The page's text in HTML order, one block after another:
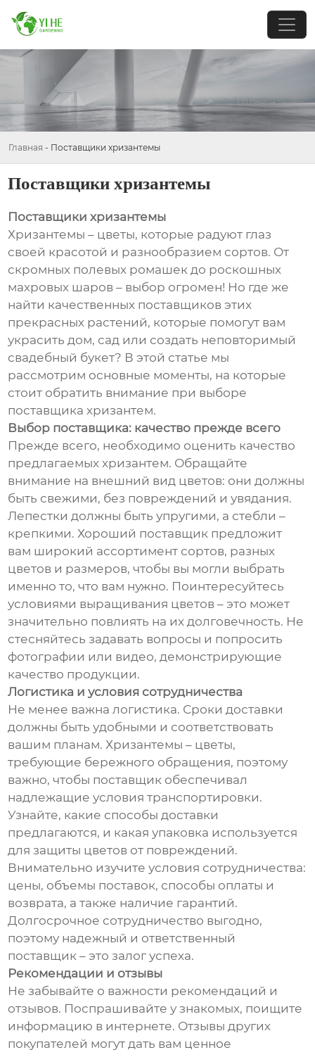
Главная - Поставщики хризантемы
Поставщики хризантемы
Поставщики хризантемы
Хризантемы – цветы, которые радуют глаз
своей красотой и разнообразием сортов. От
скромных полевых ромашек до роскошных
махровых шаров – выбор огромен! Но где же
найти качественных поставщиков этих
прекрасных растений, которые помогут вам
украсить дом, сад или создать неповторимый
свадебный букет? В этой статье мы
рассмотрим основные моменты, на которые
стоит обратить внимание при выборе
поставщика хризантем.
Выбор поставщика: качество прежде всего
Прежде всего, необходимо оценить качество
предлагаемых хризантем. Обращайте
внимание на внешний вид цветов: они должны
быть свежими, без повреждений и увядания.
Лепестки должны быть упругими, а стебли –
крепкими. Хороший поставщик предложит
вам широкий ассортимент сортов, разных
цветов и размеров, чтобы вы могли выбрать
именно то, что вам нужно. Поинтересуйтесь
условиями выращивания цветов – это может
значительно повлиять на их долговечность. Не
стесняйтесь задавать вопросы и попросить
фотографии или видео, демонстрирующие
качество продукции.
Логистика и условия сотрудничества
Не менее важна логистика. Сроки доставки
должны быть удобными и соответствовать
вашим планам. Хризантемы – цветы,
требующие бережного обращения, поэтому
важно, чтобы поставщик обеспечивал
надлежащие условия транспортировки.
Узнайте, какие способы доставки
предлагаются, и какая упаковка используется
для защиты цветов от повреждений.
Внимательно изучите условия сотрудничества:
цены, объемы поставок, способы оплаты и
возврата, а также наличие гарантий.
Долгосрочное сотрудничество выгодно,
поэтому надежный и ответственный
поставщик – это залог успеха.
Рекомендации и отзывы
Не забывайте о важности рекомендаций и
отзывов. Поспрашивайте у знакомых, поищите
информацию в интернете. Отзывы других
покупателей могут дать вам ценное